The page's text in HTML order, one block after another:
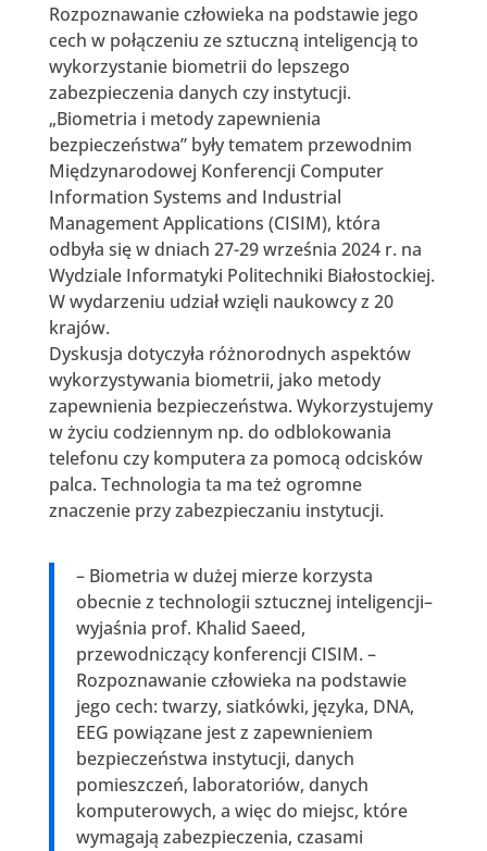
Rozpoznawanie człowieka na podstawie jego
cech w połączeniu ze sztuczną inteligencją to
wykorzystanie biometrii do lepszego
zabezpieczenia danych czy instytucji.
„Biometria i metody zapewnienia
bezpieczeństwa” były tematem przewodnim
Międzynarodowej Konferencji Computer
Information Systems and Industrial
Management Applications (CISIM), która
odbyła się w dniach 27-29 września 2024 r. na
Wydziale Informatyki Politechniki Białostockiej.
W wydarzeniu udział wzięli naukowcy z 20
krajów.
Dyskusja dotyczyła różnorodnych aspektów
wykorzystywania biometrii, jako metody
zapewnienia bezpieczeństwa. Wykorzystujemy
w życiu codziennym np. do odblokowania
telefonu czy komputera za pomocą odcisków
palca. Technologia ta ma też ogromne
znaczenie przy zabezpieczaniu instytucji.
– Biometria w dużej mierze korzysta
obecnie z technologii sztucznej inteligencji–
wyjaśnia prof. Khalid Saeed,
przewodniczący konferencji CISIM. –
Rozpoznawanie człowieka na podstawie
jego cech: twarzy, siatkówki, języka, DNA,
EEG powiązane jest z zapewnieniem
bezpieczeństwa instytucji, danych
pomieszczeń, laboratoriów, danych
komputerowych, a więc do miejsc, które
wymagają zabezpieczenia, czasami